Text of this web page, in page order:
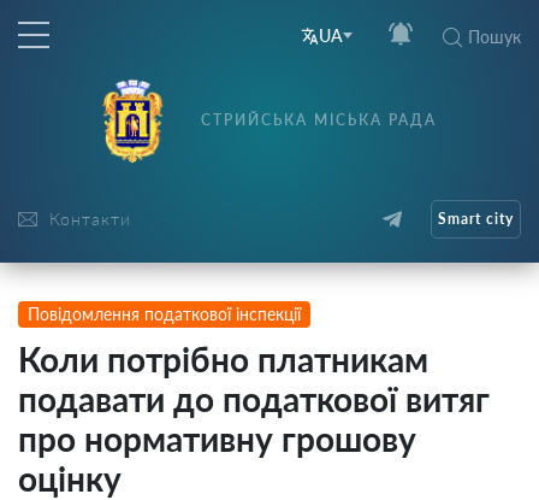
UA Пошук
Контакти
СТРИЙСЬКА МІСЬКА РАДА
Smart city
Повідомлення податкової інспекції
Коли потрібно платникам
подавати до податкової витяг
про нормативну грошову
оцінку